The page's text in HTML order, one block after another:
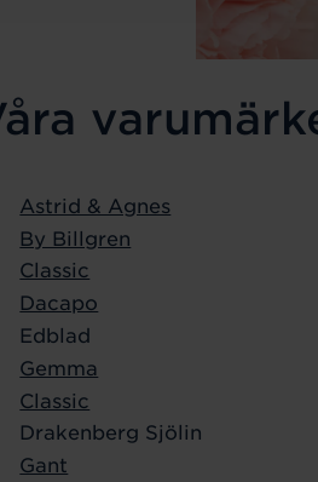
Astrid & Agnes
By Billgren
Classic
Dacapo
Edblad
Gemma
Classic
Drakenberg Sjölin
Gant